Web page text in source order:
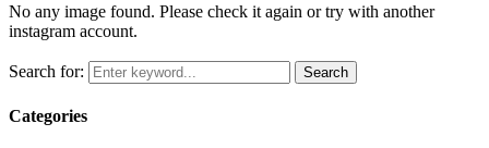
No any image found. Please check it again or try with another
instagram account.
Search for: Search
Categories